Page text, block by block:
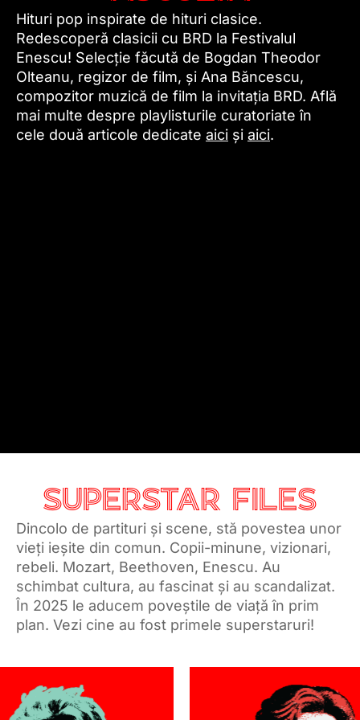
Hituri pop inspirate de hituri clasice.
Redescoperă clasicii cu BRD la Festivalul
Enescu! Selecție făcută de Bogdan Theodor
Olteanu, regizor de film, și Ana Băncescu,
compozitor muzică de film la invitația BRD. Află
mai multe despre playlisturile curatoriate în
cele două articole dedicate aici și aici.
SUPERSTAR FILES
Dincolo de partituri și scene, stă povestea unor
vieți ieșite din comun. Copii-minune, vizionari,
rebeli. Mozart, Beethoven, Enescu. Au
schimbat cultura, au fascinat și au scandalizat.
În 2025 le aducem poveștile de viață în prim
plan. Vezi cine au fost primele superstaruri!